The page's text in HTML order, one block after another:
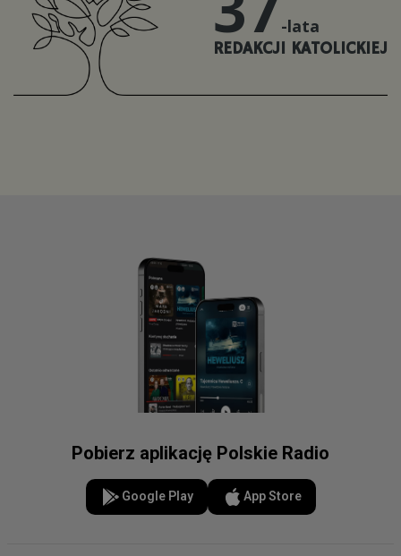
-lata
REDAKCJI KATOLICKIEJ
Pobierz aplikację Polskie Radio
Google Play App Store